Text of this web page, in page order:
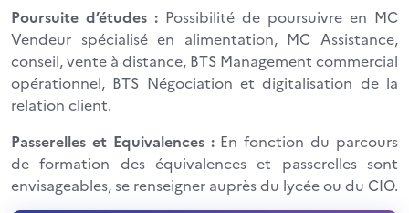
Poursuite d’études : Possibilité de poursuivre en MC
Vendeur spécialisé en alimentation, MC Assistance,
conseil, vente à distance, BTS Management commercial
opérationnel, BTS Négociation et digitalisation de la
relation client.
Passerelles et Equivalences :En fonction du parcours
de formation des équivalences et passerelles sont
envisageables, se renseigner auprès du lycée ou du CIO.